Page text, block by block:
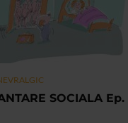
SOCIALA Ep.